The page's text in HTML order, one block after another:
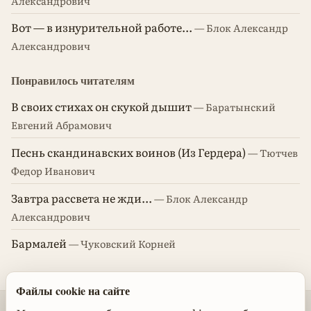
Вот — в изнурительной работе...— Блок Александр
Александрович
Понравилось читателям
В своих стихах он скукой дышит— Баратынский
Евгений Абрамович
Песнь скандинавских воинов (Из Гердера)— Тютчев
Федор Иванович
Завтра рассвета не жди...— Блок Александр
Александрович
Бармалей— Чуковский Корней
Файлы cookie на сайте